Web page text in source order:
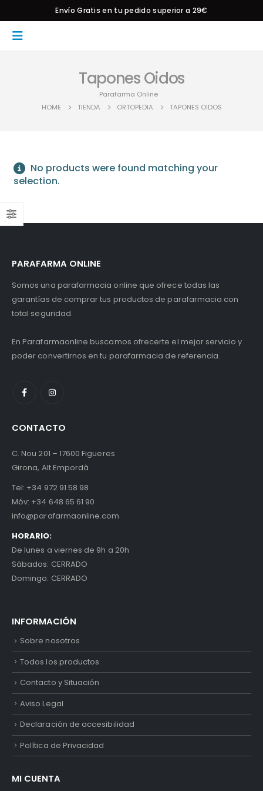
Envío Gratis en tu pedido superior a 29€
Tapones Oidos
Parafarma Online
HOME
TIENDA ORTOPEDIA TAPONES OIDOS
No products were found matching your
selection.
PARAFARMA ONLINE
Somos una parafarmacia online que ofrece todas las
garantías de comprar tus productos de parafarmacia con
total seguridad.
En Parafarmaonline buscamos ofrecerte el mejor servicio y
poder convertirnos en tu parafarmacia de referencia.
CONTACTO
C. Nou 201 – 17600 Figueres
Girona, Alt Empordà
Tel: +34 972 91 58 98
Móv: +34 648 65 61 90
info@parafarmaonline.com
HORARIO:
De lunes a viernes de 9h a 20h
Sábados: CERRADO
Domingo: CERRADO
INFORMACIÓN
Sobre nosotros
Todos los productos
Contacto y Situación
Aviso Legal
Declaración de accesibilidad
Política de Privacidad
MI CUENTA